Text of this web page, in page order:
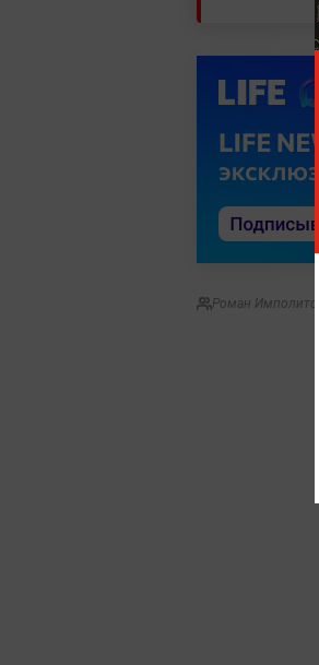
Роман Имполитов